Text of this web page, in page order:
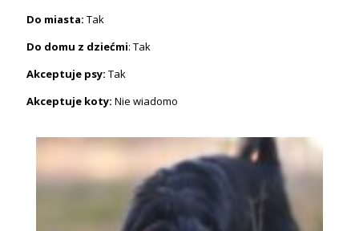
Do miasta: Tak
Do domu z dziećmi: Tak
Akceptuje psy: Tak
Akceptuje koty: Nie wiadomo